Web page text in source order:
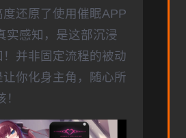
度还原了使用催眠APP
实感知，是这部沉浸
！并非固定流程的被动
让你化身主角，随心所